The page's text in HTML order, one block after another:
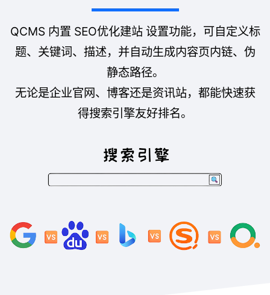
QCMS 内置 SEO优化建站 设置功能，可自定义标
题、关键词、描述，并自动生成内容页内链、伪
静态路径。
无论是企业官网、博客还是资讯站，都能快速获
得搜索引擎友好排名。